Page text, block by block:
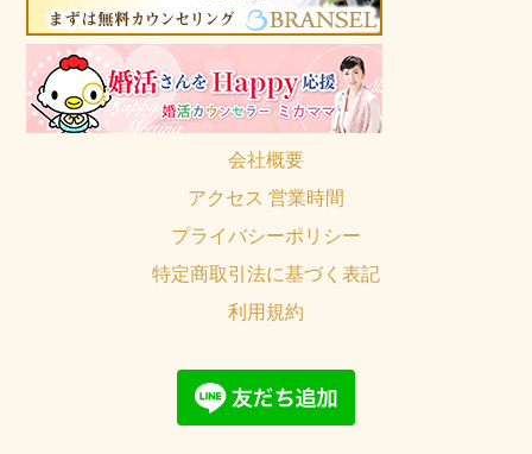
会社概要
アクセス 営業時間
プライバシーポリシー
特定商取引法に基づく表記
利用規約